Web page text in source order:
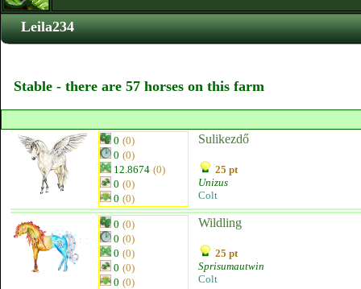
Leila234
Stable - there are 57 horses on this farm
0 (0)
0 (0)
12.8674 (0)
0 (0)
0 (0)
Sulikezdő
25 pt
Unizus
Colt
0 (0)
0 (0)
0 (0)
0 (0)
0 (0)
Wildling
25 pt
Sprisumautwin
Colt